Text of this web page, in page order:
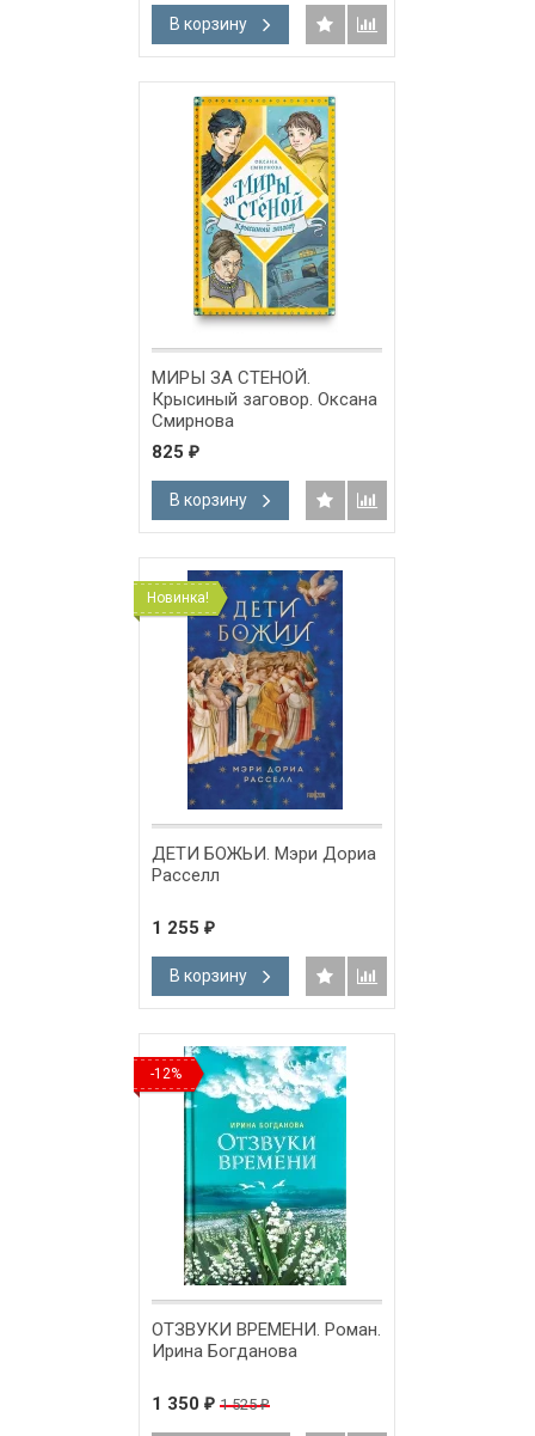
В корзину
МИРЫ ЗА СТЕНОЙ.
Крысиный заговор. Оксана
Смирнова
825 ₽
В корзину
Новинка!
ДЕТИ БОЖЬИ. Мэри Дориа
Расселл
1 255 ₽
В корзину
-12%
ОТЗВУКИ ВРЕМЕНИ. Роман.
Ирина Богданова
1 350 ₽ 1 525₽